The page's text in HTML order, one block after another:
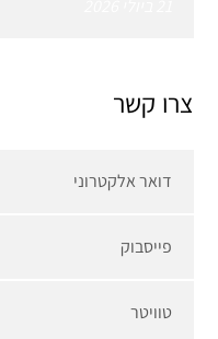
צרו קשר
דואר אלקטרוני
פייסבוק
טוויטר